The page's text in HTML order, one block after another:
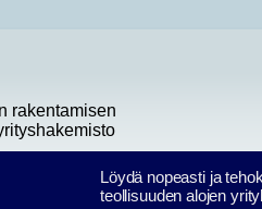
rakentamisen
Löydä nopeasti ja
teollisuuden alojen